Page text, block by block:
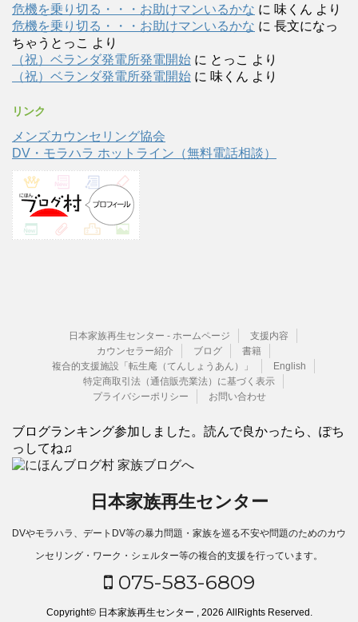
危機を乗り切る・・・お助けマンいるかな に 味くん より
危機を乗り切る・・・お助けマンいるかな に 長文になっ
ちゃうとっこ より
（祝）ベランダ発電所発電開始 に とっこ より
（祝）ベランダ発電所発電開始 に 味くん より
リンク
メンズカウンセリング協会
DV・モラハラ ホットライン（無料電話相談）
日本家族再生センター - ホームページ
支援内容
カウンセラー紹介
ブログ
書籍
複合的支援施設「転生庵（てんしょうあん）」
English
特定商取引法（通信販売業法）に基づく表示
プライバシーポリシー
お問い合わせ
ブログランキング参加しました。読んで良かったら、ぽち
っしてね♫
日本家族再生センター
DVやモラハラ、デートDV等の暴力問題・家族を巡る不安や問題のためのカウ
ンセリング・ワーク・シェルター等の複合的支援を行っています。
075-583-6809
Copyright© 日本家族再生センター , 2026 AllRights Reserved.